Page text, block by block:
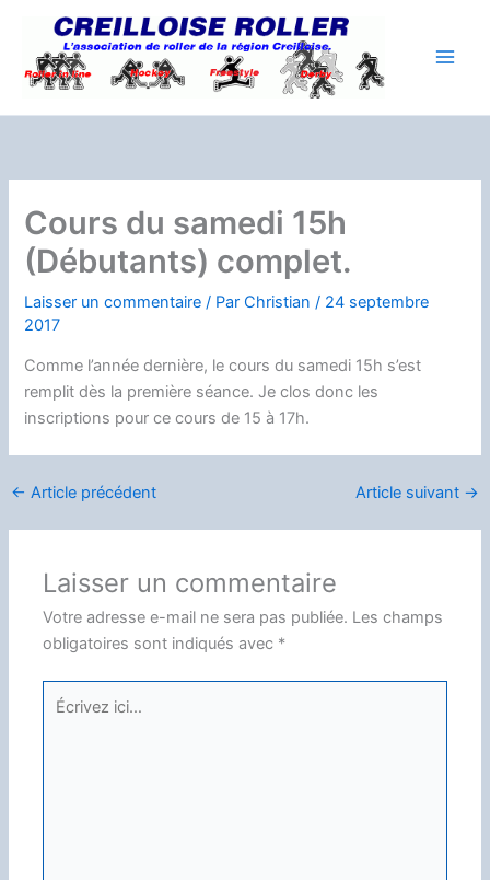
contenu
Cours du samedi 15h
(Débutants) complet.
Laisser un commentaire / ParChristian/ 24 septembre
2017
Comme l’année dernière, le cours du samedi 15h s’est
remplit dès la première séance. Je clos donc les
inscriptions pour ce cours de 15 à 17h.
← Article précédent Article suivant →
Laisser un commentaire
Votre adresse e-mail ne sera pas publiée. Les champs
obligatoires sont indiqués avec *
Écrivez
ici…